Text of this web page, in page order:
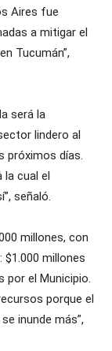
Aires fue
a mitigar el
Tucumán”,
será la
lindero al
próximos días.
cual el
señaló.
millones, con
millones
por el Municipio.
porque el
inunde más”,